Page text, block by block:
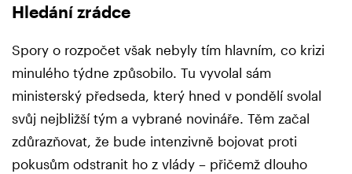
Hledání zrádce
Spory o rozpočet však nebyly tím hlavním, co krizi
minulého týdne způsobilo. Tu vyvolal sám
ministerský předseda, který hned v pondělí svolal
svůj nejbližší tým a vybrané novináře. Těm začal
zdůrazňovat, že bude intenzivně bojovat proti
pokusům odstranit ho z vlády – přičemž dlouho